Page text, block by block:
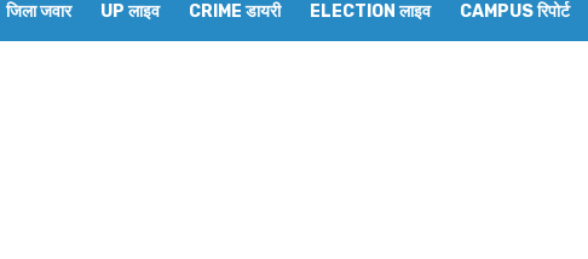
सिंह का निधन, मायावती ने जताया शोक
जिला जवार UP लाइव CRIME डायरी ELECTION लाइव CAMPUS रिपोर्ट